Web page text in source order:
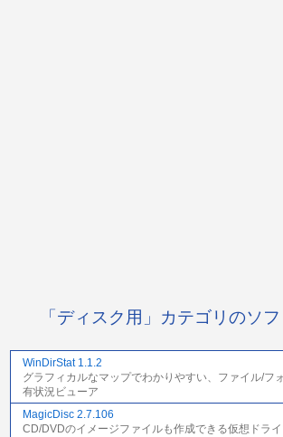
「ディスク用」カテゴリのソ
WinDirStat 1.1.2
グラフィカルなマップでわかりやすい、ファイル/フ
有状況ビューア
MagicDisc 2.7.106
CD/DVDのイメージファイルも作成できる仮想ドラ